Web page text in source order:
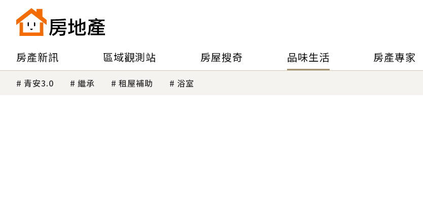
房產新訊 區域觀測站 房屋搜奇 品味生活 房產專家
青安3.0 繼承 租屋補助 浴室